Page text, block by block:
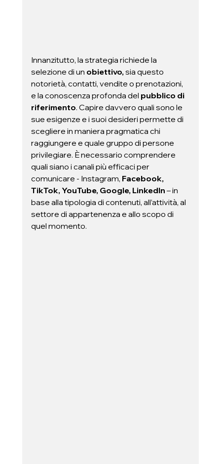
Innanzitutto, la strategia richiede la
selezione di un obiettivo, sia questo
notorietà, contatti, vendite o prenotazioni,
e la conoscenza profonda del pubblico di
riferimento. Capire davvero quali sono le
sue esigenze e i suoi desideri permette di
scegliere in maniera pragmatica chi
raggiungere e quale gruppo di persone
privilegiare. È necessario comprendere
quali siano i canali più efficaci per
comunicare - Instagram, Facebook,
TikTok, YouTube, Google, LinkedIn – in
base alla tipologia di contenuti, all’attività, al
settore di appartenenza e allo scopo di
quel momento.